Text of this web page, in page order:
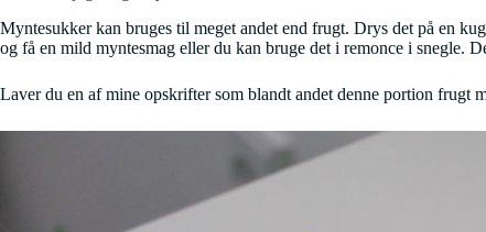
Myntesukker kan bruges til meget andet end frugt. Drys det på en
og få en mild myntesmag eller du kan bruge det i remonce i snegle.
Laver du en af mine opskrifter som blandt andet denne portion frugt